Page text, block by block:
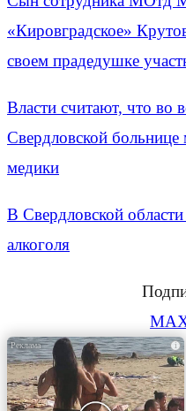
«Кировградское»
своем прадедушке
Власти считают, что
Свердловской
медики
В Свердловской
алкоголя
i